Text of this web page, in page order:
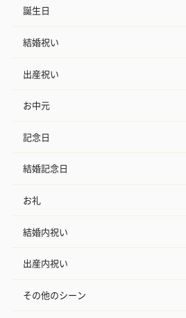
誕生日
結婚祝い
出産祝い
お中元
記念日
結婚記念日
お礼
結婚内祝い
出産内祝い
その他のシーン